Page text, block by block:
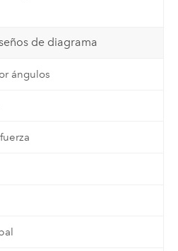
de diagrama
ángulos